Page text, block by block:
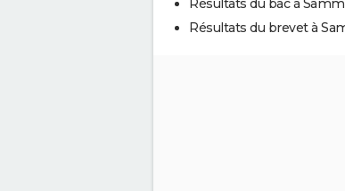
Résultats du bac à
Résultats du brevet à